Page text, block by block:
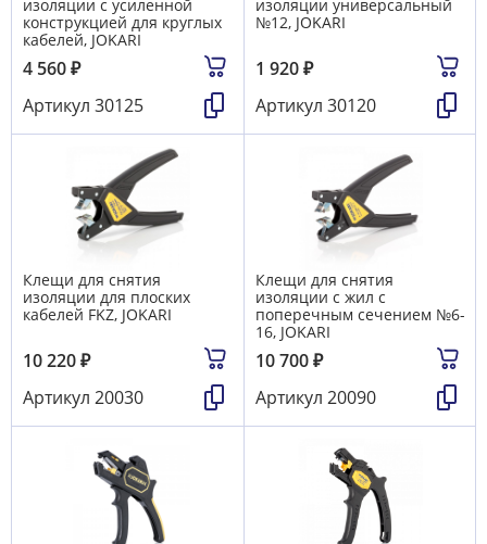
изоляции с усиленной
конструкцией для круглых
кабелей, JOKARI
4 560₽
Артикул 30125
изоляции универсальный
№12, JOKARI
1 920₽
Артикул 30120
Клещи для снятия
изоляции для плоских
кабелей FKZ, JOKARI
10 220₽
Артикул 20030
Клещи для снятия
изоляции с жил с
поперечным сечением №6-
16, JOKARI
10 700₽
Артикул 20090